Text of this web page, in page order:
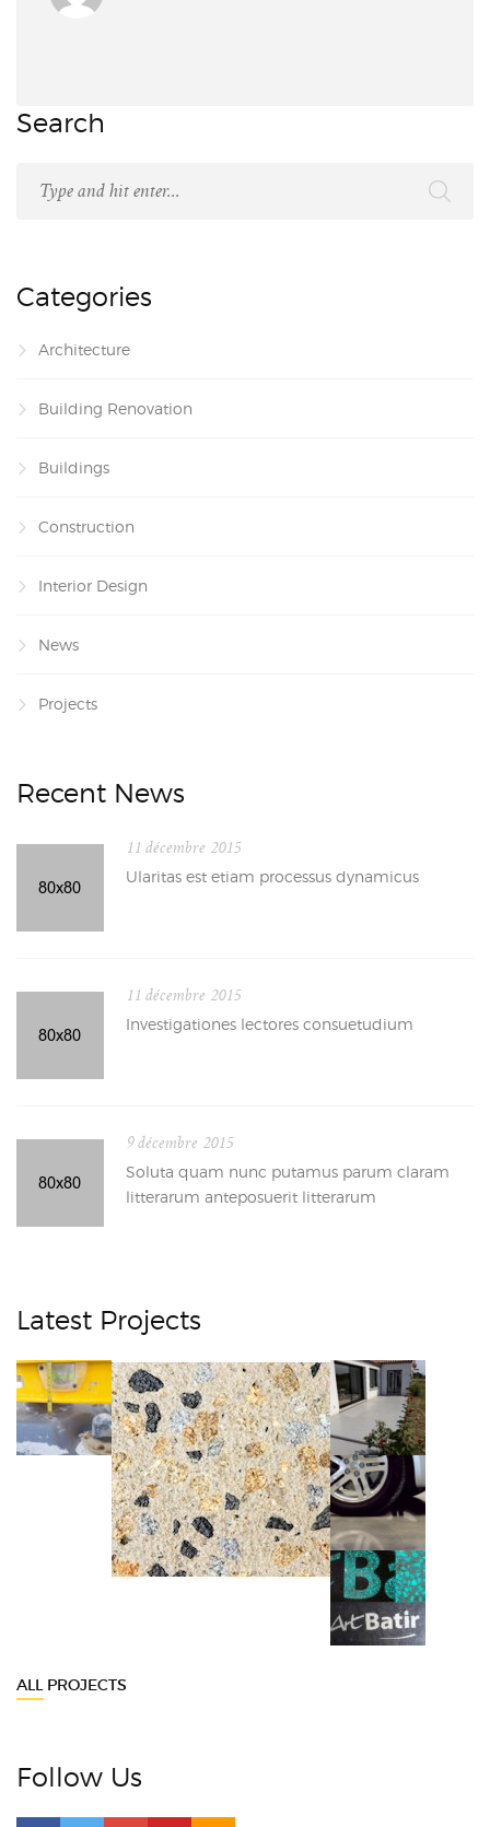
Search
Categories
Architecture
Building Renovation
Buildings
Construction
Interior Design
News
Projects
Recent News
11 décembre 2015
Ularitas est etiam processus dynamicus
11 décembre 2015
Investigationes lectores consuetudium
9 décembre 2015
Soluta quam nunc putamus parum claram
litterarum anteposuerit litterarum
Latest Projects
ALL PROJECTS
Follow Us